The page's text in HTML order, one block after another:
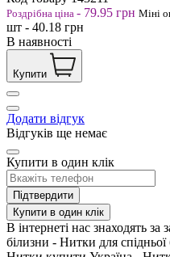
Роздрібна ціна - 79.95 грн Міні
шт - 40.18 грн
В наявності
Купити
Додати відгук
Відгуків ще немає
Купити в один клік
Підтвердити
Купити в один клік
В інтернеті нас знаходять
білизни - Нитки для